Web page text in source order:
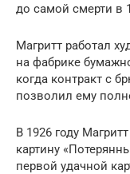
до самой смерти в
Магритт работал
на фабрике
когда контракт с
позволил ему
В 1926 году
картину
первой удачной